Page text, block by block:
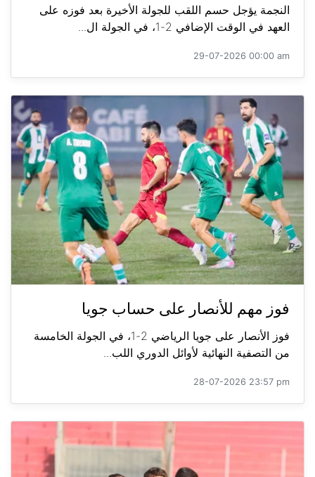
النجمة يؤجل حسم اللقب للجولة الأخيرة بعد فوزه على
العهد في الوقت الإضافي 2-1، في الجولة ال...
29-07-2026 00:00 am
فوز مهم للأنصار على حساب جويا
فوز الأنصار على جويا الرياضي 2-1، في الجولة الخامسة
من التصفية النهائية لأوائل الدوري اللب...
28-07-2026 23:57 pm